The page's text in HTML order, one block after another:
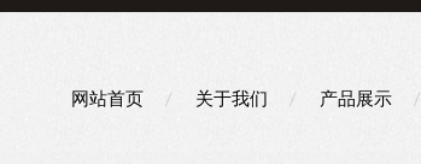
网站首页 关于我们 产品展示